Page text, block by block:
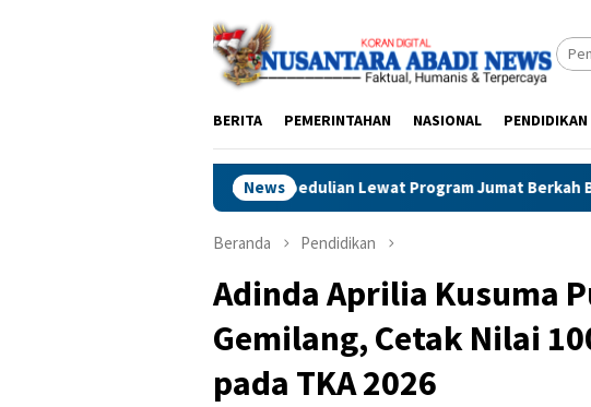
BERITA PEMERINTAHAN NASIONAL PENDIDIKAN
News
Tebar Kepedulian Lewat Program Jumat Berkah Berbagi Hakim
Beranda Pendidikan
Adinda Aprilia Kusuma
Gemilang, Cetak Nilai
pada TKA 2026